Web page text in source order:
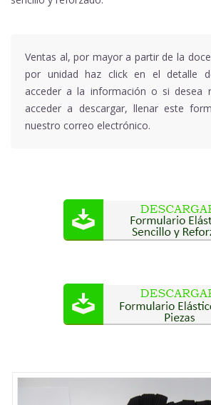
Ventas al, por mayor a partir de la
por unidad haz click en el detalle
acceder a la información o si desea
acceder a descargar, llenar este
nuestro correo electrónico.